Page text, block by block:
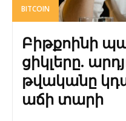
BITCOIN
Բիթքոինի
ցիկլերը.
թվականը
աճի տարի